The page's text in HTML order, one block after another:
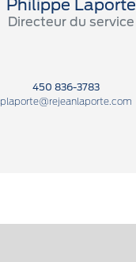
Philippe Laporte
Directeur du service
450 836-3783
plaporte@rejeanlaporte.com